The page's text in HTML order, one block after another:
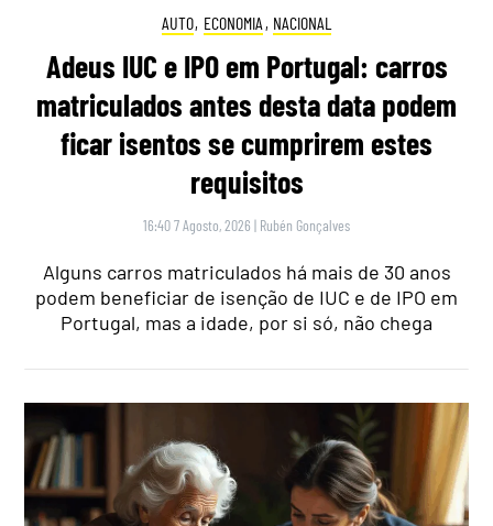
AUTO, ECONOMIA , NACIONAL
Adeus IUC e IPO em Portugal: carros
matriculados antes desta data podem
ficar isentos se cumprirem estes
requisitos
16:40 7 Agosto, 2026 | Rubén Gonçalves
Alguns carros matriculados há mais de 30 anos
podem beneficiar de isenção de IUC e de IPO em
Portugal, mas a idade, por si só, não chega